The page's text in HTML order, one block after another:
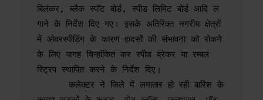
बिलंकर, ब्लैक स्पॉट बोर्ड, स्पीड लिमिट बोर्ड आदि ल
गाने के निर्देश दिए गए। इसके अतिरिक्त नगरीय क्षेत्रों
में ओवरस्पीडिंग के कारण हादसों की संभावना को रोकने
के लिए जगह चिन्हांकित कर स्पीड ब्रेकर या रम्बल
स्ट्रिप स्थापित करने के निर्देश दिए।
      कलेक्टर ने जिले में लगातार हो रही बारिश के